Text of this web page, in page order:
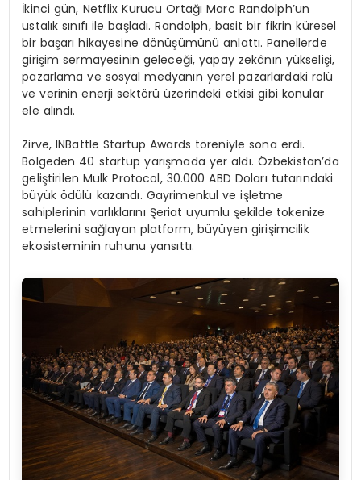
İkinci gün, Netflix Kurucu Ortağı Marc Randolph’un
ustalık sınıfı ile başladı. Randolph, basit bir fikrin küresel
bir başarı hikayesine dönüşümünü anlattı. Panellerde
girişim sermayesinin geleceği, yapay zekânın yükselişi,
pazarlama ve sosyal medyanın yerel pazarlardaki rolü
ve verinin enerji sektörü üzerindeki etkisi gibi konular
ele alındı.
Zirve, INBattle Startup Awards töreniyle sona erdi.
Bölgeden 40 startup yarışmada yer aldı. Özbekistan’da
geliştirilen Mulk Protocol, 30.000 ABD Doları tutarındaki
büyük ödülü kazandı. Gayrimenkul ve işletme
sahiplerinin varlıklarını Şeriat uyumlu şekilde tokenize
etmelerini sağlayan platform, büyüyen girişimcilik
ekosisteminin ruhunu yansıttı.